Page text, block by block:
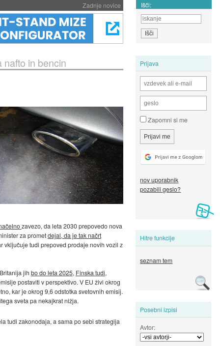
Zadnje novice Išči:
Prijava
Zapomni si me
nov uporabnik
pozabili geslo?
Hitre funkcije
seznam tem
Posebni izpisi
Avtor:
nafto in bencin
zavezo, da leta 2030 prepovedo nova
za prometdejal, da je tak načrt
vključuje tudi prepoved prodaje novih vozil z
jih bo do leta 2025, Finska tudi,
postaviti v perspektivo. V EU živi okrog
kar je okrog 9,6 odstotka svetovnih emisij.
sveta pa nekajkrat nižja.
tudi zakonodaja, a sama po sebi strategija